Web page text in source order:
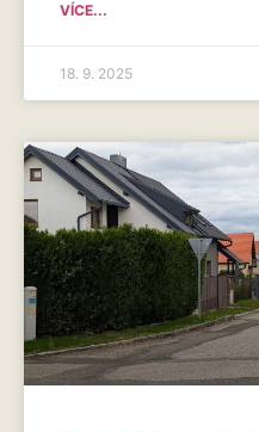
VÍCE...
18. 9. 2025